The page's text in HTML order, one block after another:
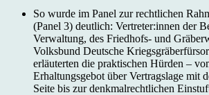
So wurde im Panel zur rechtlichen
(Panel 3) deutlich: Vertreter:innen der
Verwaltung, des Friedhofs- und
Volksbund Deutsche
erläuterten die praktischen Hürden –
Erhaltungsgebot über Vertragslage mit
Seite bis zur denkmalrechtlichen